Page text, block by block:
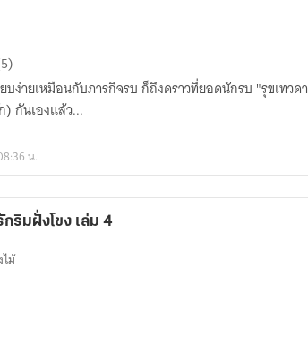
บง่ายเหมือนกับภารกิจรบ ก็ถึงคราวที่ยอดนักรบ "รุขเทวดา
กันเองแล้ว...
น.
ริมฝั่งโขง เล่ม 4
ม้